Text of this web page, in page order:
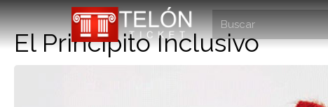
El Principito Inclusivo